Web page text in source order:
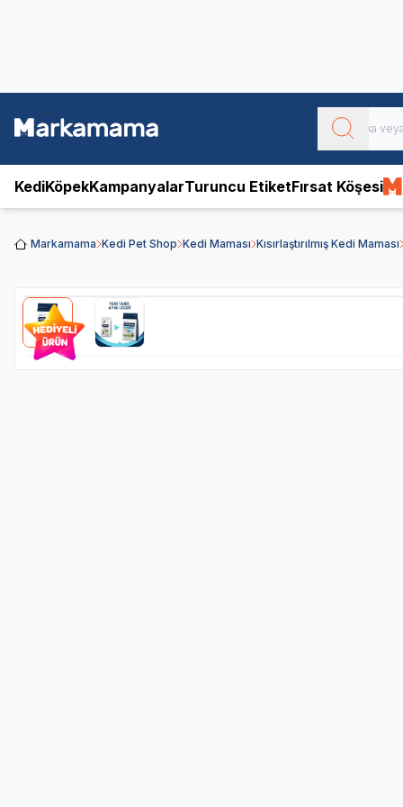
KediKöpekKampanyalarTuruncu EtiketFırsat Köşesi
Markamama Kedi Pet Shop Kedi Maması Kısırlaştırılmış Kedi Maması